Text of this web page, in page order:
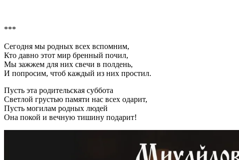
***
Сегодня мы родных всех вспомним,
Кто давно этот мир бренный почил,
Мы зажжем для них свечи в полдень,
И попросим, чтоб каждый из них простил.
Пусть эта родительская суббота
Светлой грустью памяти нас всех одарит,
Пусть могилам родных людей
Она покой и вечную тишину подарит!